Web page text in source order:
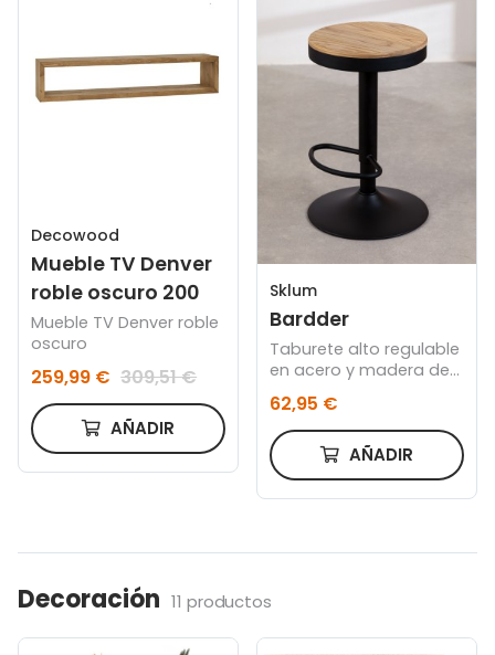
Decowood
Mueble TV Denver
roble oscuro 200
Mueble TV Denver roble
oscuro
259,99 € 309,51 €
AÑADIR
Sklum
Bardder
Taburete alto regulable
en acero y madera de
62,95 €
AÑADIR
Decoración 11 productos